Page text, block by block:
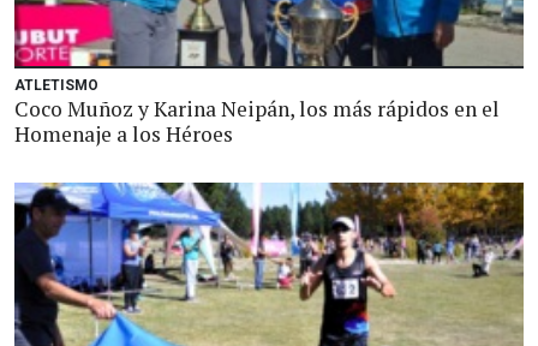
ATLETISMO
Coco Muñoz y Karina Neipán, los más rápidos en el
Homenaje a los Héroes